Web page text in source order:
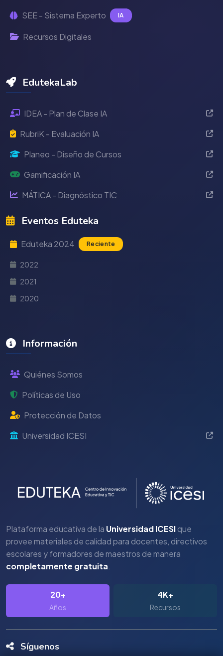
SEE - Sistema Experto IA
Recursos Digitales
EdutekaLab
IDEA - Plan de Clase IA
RubriK - Evaluación IA
Planeo - Diseño de Cursos
Gamificación IA
MÁTICA - Diagnóstico TIC
Eventos Eduteka
Eduteka 2024 Reciente
2022
2021
2020
Información
Quiénes Somos
Políticas de Uso
Protección de Datos
Universidad ICESI
Plataforma educativa de la Universidad ICESIque
provee materiales de calidad para docentes, directivos
escolares y formadores de maestros de manera
completamente gratuita.
20+
Años
4K+
Recursos
Síguenos